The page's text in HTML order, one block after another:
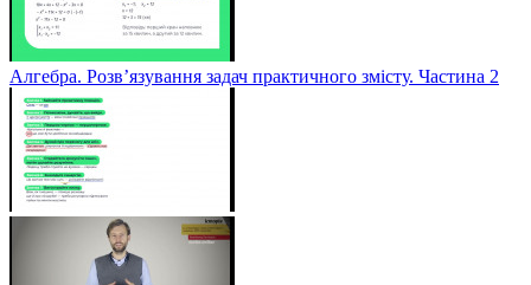
Алгебра. Розв’язування задач практичного змісту. Частина 2